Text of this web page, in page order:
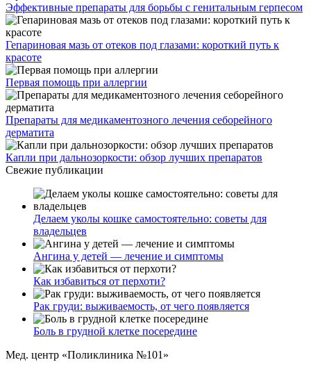
Эффективные препараты для борьбы с генитальным герпесом
Гепариновая мазь от отеков под глазами: короткий путь к
красоте
Первая помощь при аллергии
Препараты для медикаментозного лечения себорейного
дерматита
Капли при дальнозоркости: обзор лучших препаратов
Свежие публикации
Делаем уколы кошке самостоятельно: советы для
владельцев
Ангина у детей — лечение и симптомы
Как избавиться от перхоти?
Рак груди: выживаемость, от чего появляется
Боль в грудной клетке посередине
Мед. центр «Поликлиника №101»